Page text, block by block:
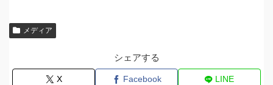
メディア
シェアする
X Facebook LINE